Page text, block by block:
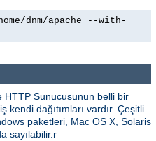
dnm/apache --with-
HTTP Sunucusunun belli bir
dağıtımları vardır. Çeşitli
paketleri, Mac OS X, Solaris
sayılabilir.r